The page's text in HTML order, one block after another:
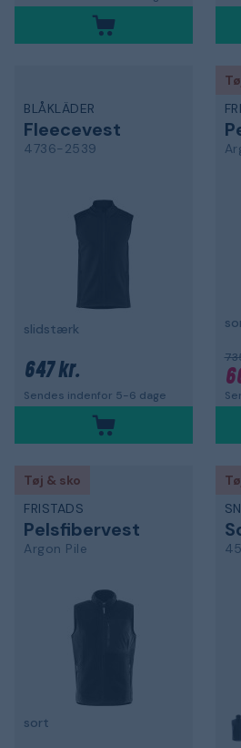
BLÅKLÄDER
Fleecevest
4736-2539
slidstærk
647 kr.
Sendes indenfor 5-6 dage
Tøj & sko
FRISTADS
Pelsfibervest
Argon Pile
sort